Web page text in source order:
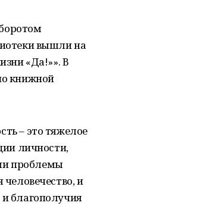
вышли на
«Да!»». В
книжной
– это тяжелое
личности,
проблемы
и
благополучия